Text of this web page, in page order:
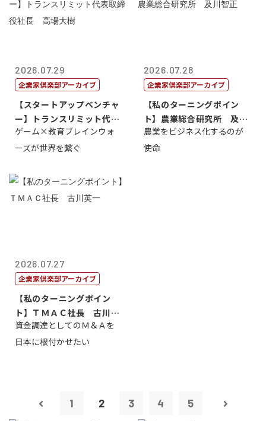
2026.07.29
企業家倶楽部アーカイブ
【スタートアップベンチャ
ー】トランスリミット代表
取締役社長 ...
ゲーム×教育ブレインウォ
ーズが世界を繋ぐ
2026.07.28
企業家倶楽部アーカイブ
【私のターニングポイン
ト】農業総合研究所 及川
智正
農業をビジネス化するのが
使命
2026.07.27
企業家倶楽部アーカイブ
【私のターニングポイン
ト】ＴＭＡＣ社長 古川英
一
資金調達としてのＭ＆Ａを
日本に根付かせたい
1 2 3 4 5